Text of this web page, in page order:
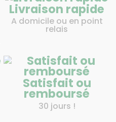
Livraison rapide
A domicile ou en point
relais
Satisfait ou
remboursé
30 jours !